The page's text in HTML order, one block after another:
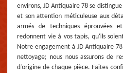
environs, JD Antiquaire 78 se
et son attention méticuleuse aux
armés de techniques éprouvées
redonnent vie à vos tapis, qu'ils
Notre engagement à JD Antiquaire
nettoyage; nous nous assurons de
d'origine de chaque pièce. Faites